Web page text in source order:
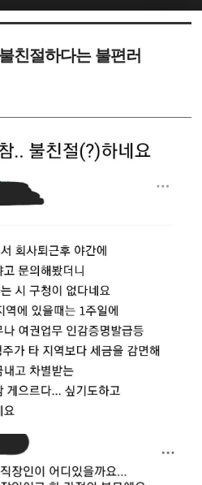
친절하다는 불편러
케치북5
케치북5